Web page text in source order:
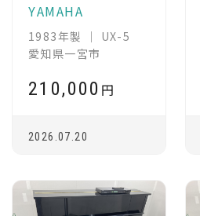
YAMAHA
1983年製 ｜ UX-5
愛知県一宮市
210,000 円
2026.07.20